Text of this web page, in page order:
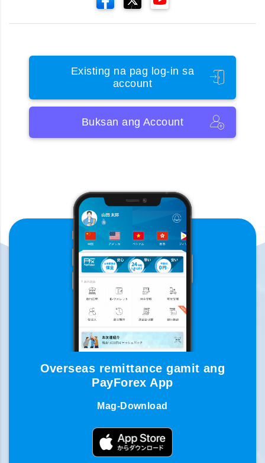
Existing na pag log-in sa
account
Buksan ang Account
Overseas remittance gamit ang
PayForex App
Mag-Download